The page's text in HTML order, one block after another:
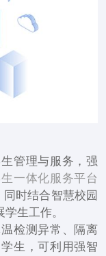
管理与服务，强
一体化服务平台
同时结合智慧校园
生工作。
检测异常、隔离
生，可利用强智